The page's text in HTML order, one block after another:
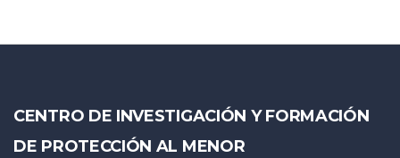
CENTRO DE INVESTIGACIÓN Y FORMACIÓN
DE PROTECCIÓN AL MENOR